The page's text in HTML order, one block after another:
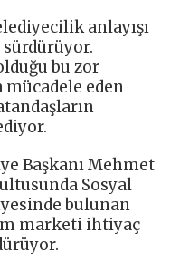
anlayışı
bu zor
mücadele eden
Başkanı Mehmet
Sosyal
bulunan
marketi ihtiyaç